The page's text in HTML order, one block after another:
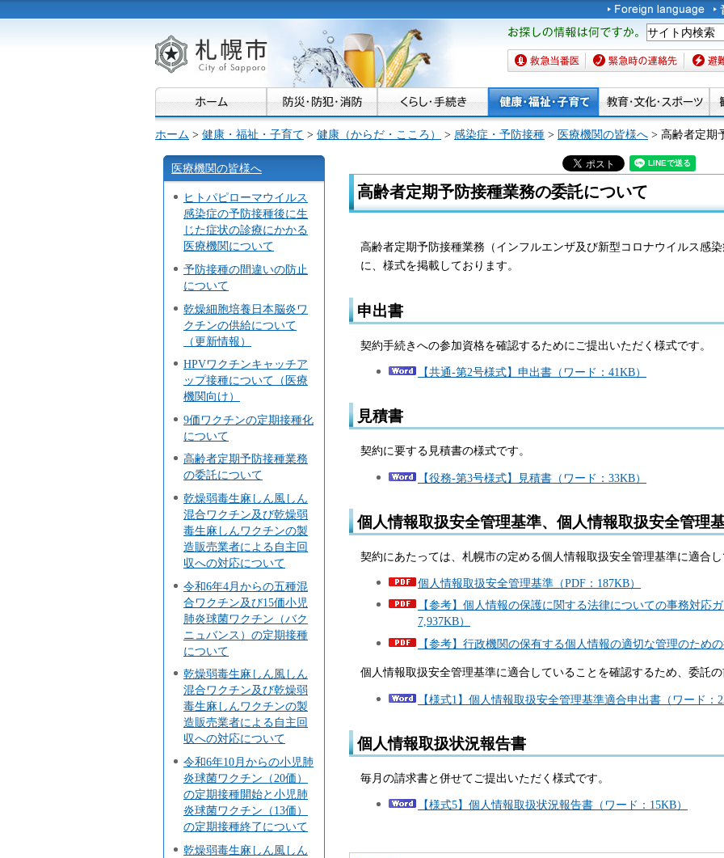
札幌市
お探しの情報は何です
か。
救急当番医 緊急時の連絡先 避難場
ホーム > 健康・福祉・子育て > 健康（からだ・こころ） > 感染症・予防接種 > 医療機関の皆様へ > 高齢者定期
医療機関の皆様へ
ヒトパピローマウイルス
感染症の予防接種後に生
じた症状の診療にかかる
医療機関について
予防接種の間違いの防止
について
乾燥細胞培養日本脳炎ワ
クチンの供給について
（更新情報）
HPVワクチンキャッチア
ップ接種について（医療
機関向け）
9価ワクチンの定期接種化
について
高齢者定期予防接種業務
の委託について
乾燥弱毒生麻しん風しん
混合ワクチン及び乾燥弱
毒生麻しんワクチンの製
造販売業者による自主回
収への対応について
令和6年4月からの五種混
合ワクチン及び15価小児
肺炎球菌ワクチン（バク
ニュバンス）の定期接種
について
乾燥弱毒生麻しん風しん
混合ワクチン及び乾燥弱
毒生麻しんワクチンの製
造販売業者による自主回
収への対応について
令和6年10月からの小児肺
炎球菌ワクチン（20価）
の定期接種開始と小児肺
炎球菌ワクチン（13価）
の定期接種終了について
乾燥弱毒生麻しん風しん
高齢者定期予防接種業務の委託について
高齢者定期予防接種業務（インフルエンザ及び新型コロナウイルス感
に、様式を掲載しております。
申出書
契約手続きへの参加資格を確認するためにご提出いただく様式です。
【共通-第2号様式】申出書（ワード：41KB）
見積書
契約に要する見積書の様式です。
【役務-第3号様式】見積書（ワード：33KB）
個人情報取扱安全管理基準、個人情報取扱安全管理
契約にあたっては、札幌市の定める個人情報取扱安全管理基準に適合し
個人情報取扱安全管理基準（PDF：187KB）
【参考】個人情報の保護に関する法律についての事務対応
7,937KB）
【参考】行政機関の保有する個人情報の適切な管理のため
個人情報取扱安全管理基準に適合していることを確認するため、委託の
【様式1】個人情報取扱安全管理基準適合申出書（ワード：
個人情報取扱状況報告書
毎月の請求書と併せてご提出いただく様式です。
【様式5】個人情報取扱状況報告書（ワード：15KB）